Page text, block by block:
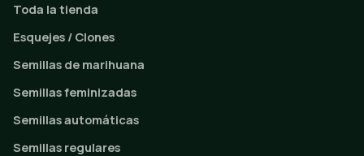
Toda la tienda
Esquejes / Clones
Semillas de marihuana
Semillas feminizadas
Semillas automáticas
Semillas regulares